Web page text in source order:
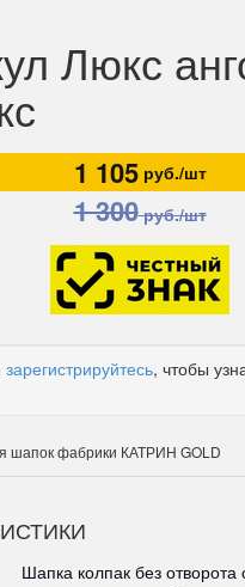
Люкс
1 105руб./шт
1 300руб./шт
зарегистрируйтесь, чтобы
шапок фабрики КАТРИН GOLD
Шапка колпак без